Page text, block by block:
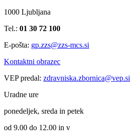
1000 Ljubljana
Tel.: 01 30 72 100
E-pošta: gp.zzs@zzs-mcs.si
Kontaktni obrazec
VEP predal: zdravniska.zbornica@vep.si
Uradne ure
ponedeljek, sreda in petek
od 9.00 do 12.00 in v